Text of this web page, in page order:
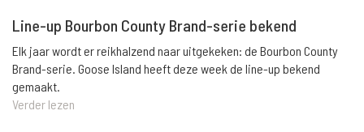
Line-up Bourbon County Brand-serie bekend
Elk jaar wordt er reikhalzend naar uitgekeken: de Bourbon County
Brand-serie. Goose Island heeft deze week de line-up bekend
gemaakt.
Verder lezen